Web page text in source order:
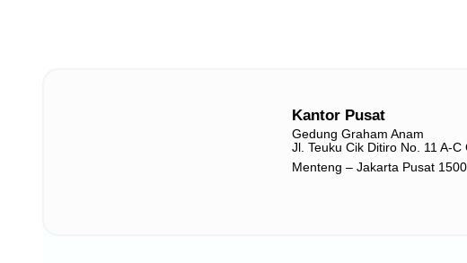
Kantor Pusat
Gedung Graham Anam
Jl. Teuku Cik Ditiro No. 11 A-C
Menteng – Jakarta Pusat